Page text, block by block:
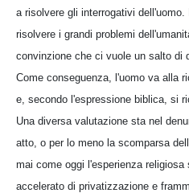
a risolvere gli interrogativi
risolvere i grandi problemi
convinzione che ci vuole un salto di
Come conseguenza, l'uomo va alla
e, secondo l'espressione biblica, si
Una diversa valutazione sta nel
atto, o per lo meno la scomparsa
mai come oggi l'esperienza
accelerato di privatizzazione e